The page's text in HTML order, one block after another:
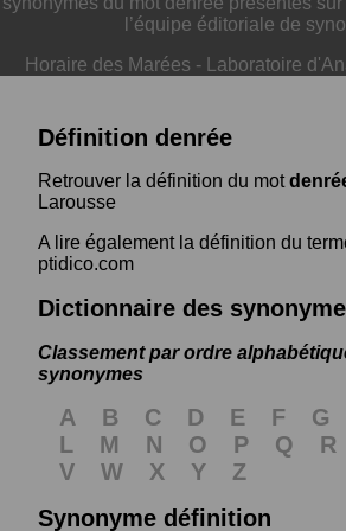
l’équipe éditoriale de
Horaire des Marées - Laboratoire
Définition denrée
Retrouver la définition du mot
Larousse
A lire également la définition du
ptidico.com
Dictionnaire des
Classement par ordre
synonymes
A B C D E F G
L
M N O P Q R
V
W X Y
Z
Synonyme définition